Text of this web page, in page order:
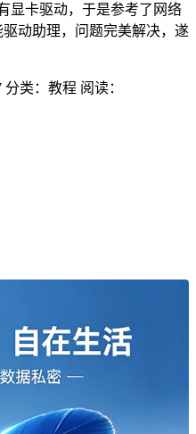
显卡驱动，于是参考了网络
驱动助理，问题完美解决，遂
分类：教程 阅读：